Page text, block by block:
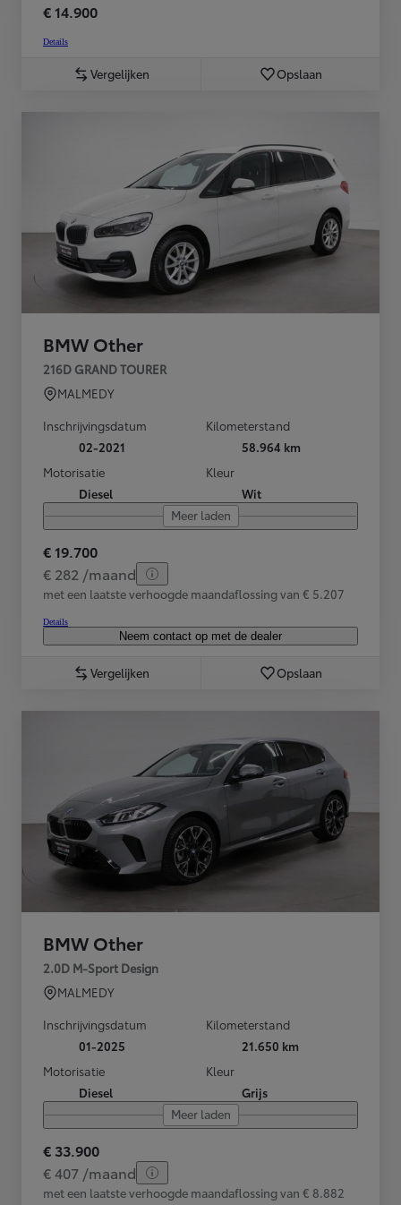
€ 14.900
Details
Vergelijken Opslaan
BMW Other
216D GRAND TOURER
MALMEDY
Inschrijvingsdatum
02-2021
Kilometerstand
58.964 km
Motorisatie
Diesel
Kleur
Wit
Meer laden
€ 19.700
€ 282 /maand
met een laatste verhoogde maandaflossing van € 5.207
Details
Neem contact op met de dealer
Vergelijken Opslaan
BMW Other
2.0D M-Sport Design
MALMEDY
Inschrijvingsdatum
01-2025
Kilometerstand
21.650 km
Motorisatie
Diesel
Kleur
Grijs
Meer laden
€ 33.900
€ 407 /maand
met een laatste verhoogde maandaflossing van € 8.882